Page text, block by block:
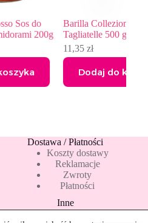
Barilla Collezione Makaron
Tagliatelle 500 g
Dodaj do koszyka
Dostawa / Płatności
Koszty dostawy
Reklamacje
Zwroty
Płatności
Inne
Pakiety 10 mleka